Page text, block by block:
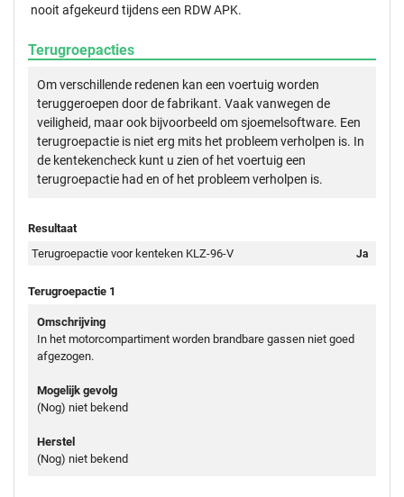
nooit afgekeurd tijdens een RDW APK.
Terugroepacties
Om verschillende redenen kan een voertuig worden
teruggeroepen door de fabrikant. Vaak vanwegen de
veiligheid, maar ook bijvoorbeeld om sjoemelsoftware. Een
terugroepactie is niet erg mits het probleem verholpen is. In
de kentekencheck kunt u zien of het voertuig een
terugroepactie had en of het probleem verholpen is.
Resultaat
Terugroepactie voor kenteken KLZ-96-V
Ja
Terugroepactie 1
Omschrijving
In het motorcompartiment worden brandbare gassen niet goed
afgezogen.
Mogelijk gevolg
(Nog) niet bekend
Herstel
(Nog) niet bekend